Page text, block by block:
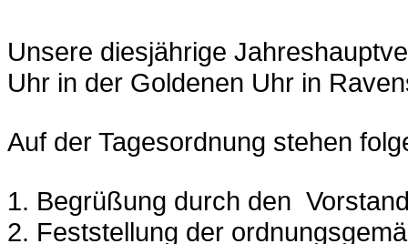
Unsere diesjährige
Uhr in der Goldenen Uhr in
Auf der Tagesordnung stehen
1. Begrüßung durch den
2. Feststellung der